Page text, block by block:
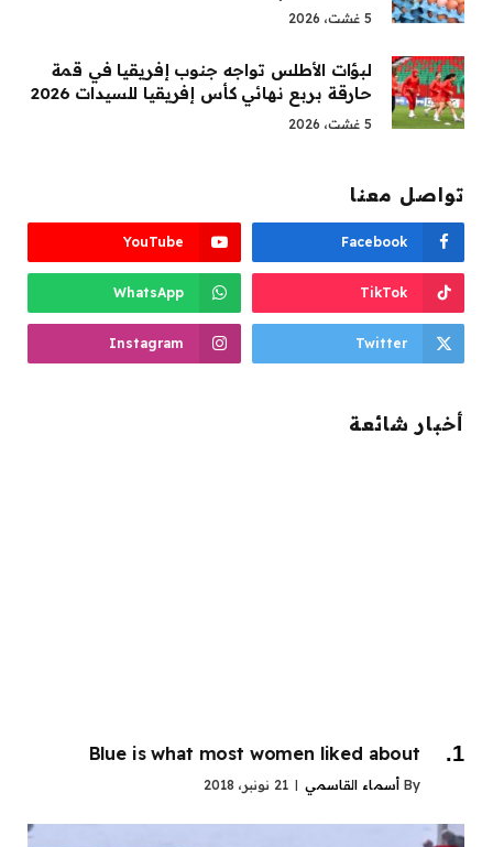
5 غشت، 2026
لبؤات الأطلس تواجه جنوب إفريقيا في قمة
حارقة بربع نهائي كأس إفريقيا للسيدات 2026
5 غشت، 2026
تواصل معنا
Facebook
YouTube
TikTok
WhatsApp
Twitter
Instagram
أخبار شائعة
Blue is what most women liked about
By أسماء القاسمي 21 نونبر، 2018